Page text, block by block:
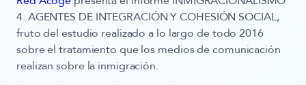
4: AGENTES DE INTEGRACIÓN Y COHESIÓN SOCIAL,
fruto del estudio realizado a lo largo de todo 2016
sobre el tratamiento que los medios de comunicación
realizan sobre la inmigración.